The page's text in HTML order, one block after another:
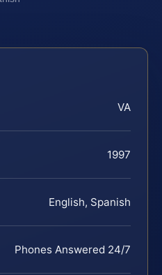
VA
1997
English, Spanish
Phones Answered 24/7